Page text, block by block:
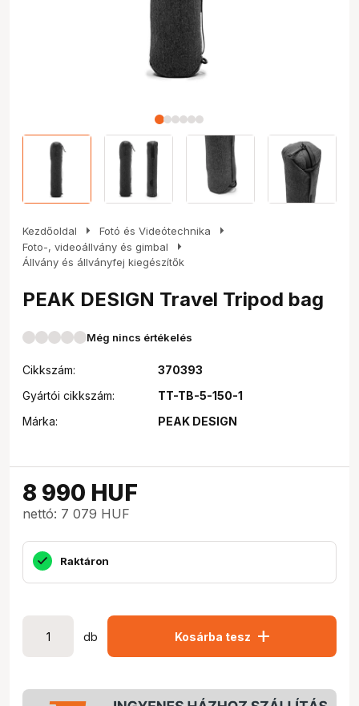
Kezdőoldal arrow_right Fotó és Videótechnika arrow_right
Foto-, videoállvány és gimbal arrow_right
Állvány és állványfej kiegészítők
PEAK DESIGN Travel Tripod bag
Még nincs értékelés
Cikkszám:
370393
Gyártói cikkszám:
TT-TB-5-150-1
Márka:
PEAK DESIGN
8 990 HUF
nettó: 7 079 HUF
Raktáron
db Kosárba tesz add